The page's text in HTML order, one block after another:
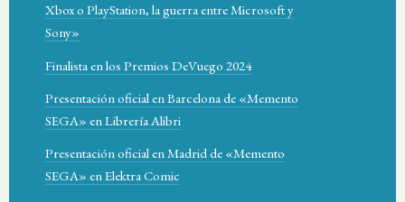
Xbox o PlayStation, la guerra entre Microsoft y
Sony»
Finalista en los Premios DeVuego 2024
Presentación oficial en Barcelona de «Memento
SEGA» en Librería Alibri
Presentación oficial en Madrid de «Memento
SEGA» en Elektra Comic